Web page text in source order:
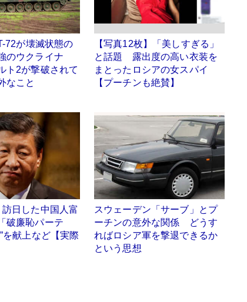
72が壊滅状態の
のウクライナ
ト2が撃破されて
なこと
【写真12枚】「美しすぎる」
と話題 露出度の高い衣装を
まとったロシアの女スパイ
【プーチンも絶賛】
訪日した中国人富
破廉恥パーテ
献上など【実際
スウェーデン「サーブ」とプ
ーチンの意外な関係 どうす
ればロシア軍を撃退できるか
という思想